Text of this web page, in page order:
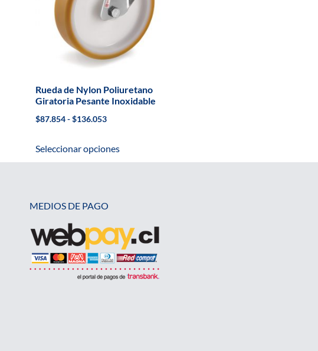
Rueda de Nylon Poliuretano
Giratoria Pesante Inoxidable
$87.854-$136.053
Seleccionar opciones
MEDIOS DE PAGO